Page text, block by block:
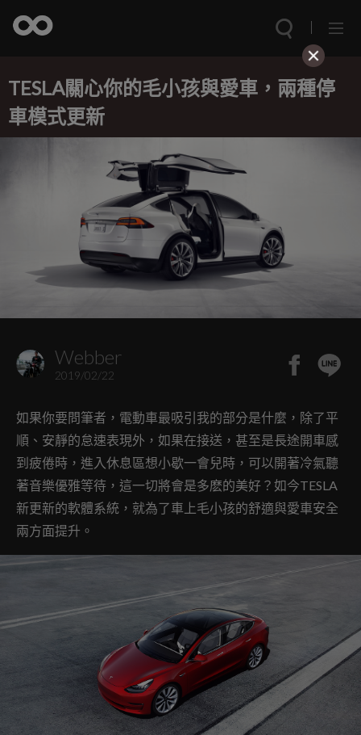
TESLA關心你的毛小孩與愛車，兩種停
車模式更新
Webber
2019/02/22
如果你要問筆者，電動車最吸引我的部分是什麼，除了平
順、安靜的怠速表現外，如果在接送，甚至是長途開車感
到疲倦時，進入休息區想小歇一會兒時，可以開著冷氣聽
著音樂優雅等待，這一切將會是多麽的美好？如今TESLA
新更新的軟體系統，就為了車上毛小孩的舒適與愛車安全
兩方面提升。